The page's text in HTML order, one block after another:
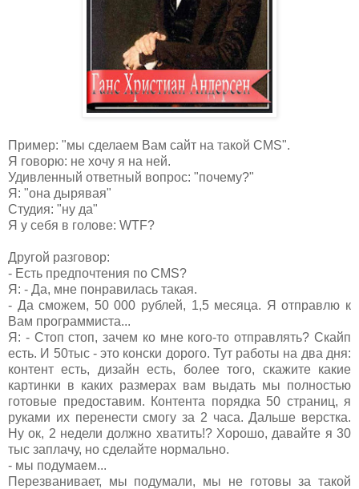
Пример: "мы сделаем Вам сайт на такой CMS".
Я говорю: не хочу я на ней.
Удивленный ответный вопрос: "почему?"
Я: "она дырявая"
Студия: "ну да"
Я у себя в голове: WTF?
Другой разговор:
- Есть предпочтения по CMS?
Я: - Да, мне понравилась такая.
- Да сможем, 50 000 рублей, 1,5 месяца. Я отправлю к
Вам программиста...
Я: - Стоп стоп, зачем ко мне кого-то отправлять? Скайп
есть. И 50тыс - это конски дорого. Тут работы на два дня:
контент есть, дизайн есть, более того, скажите какие
картинки в каких размерах вам выдать мы полностью
готовые предоставим. Контента порядка 50 страниц, я
руками их перенести смогу за 2 часа. Дальше верстка.
Ну ок, 2 недели должно хватить!? Хорошо, давайте я 30
тыс заплачу, но сделайте нормально.
- мы подумаем...
Перезванивает, мы подумали, мы не готовы за такой